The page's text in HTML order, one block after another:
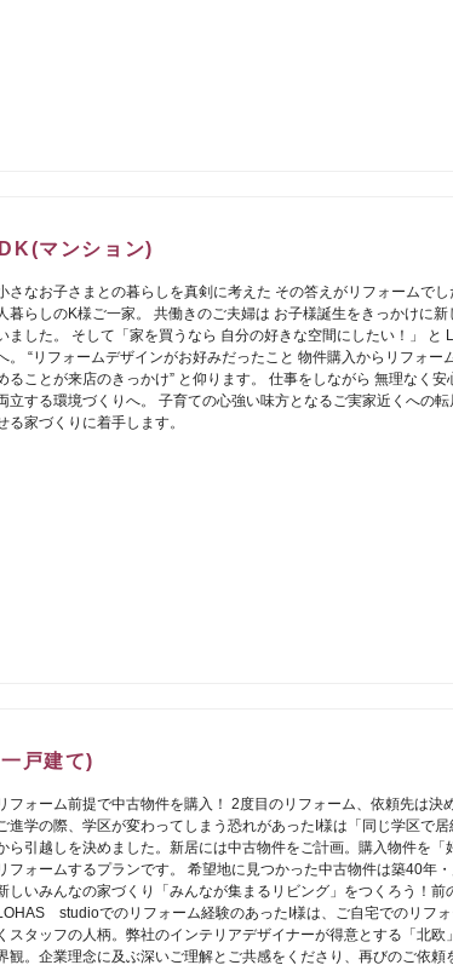
マンション)
さなお子さまとの暮らしを真剣に考えた その答えがリフォームで
暮らしのK様ご一家。 共働きのご夫婦は お子様誕生をきっかけに
ました。 そして「家を買うなら 自分の好きな空間にしたい！」 と
。 “リフォームデザインがお好みだったこと 物件購入からリフォー
ることが来店のきっかけ” と仰ります。 仕事をしながら 無理なく安
立する環境づくりへ。 子育ての心強い味方となるご実家近くへの
る家づくりに着手します。
戸建て)
フォーム前提で中古物件を購入！ 2度目のリフォーム、依頼先は決
進学の際、学区が変わってしまう恐れがあったI様は「同じ学区で
ら引越しを決めました。新居には中古物件をご計画。購入物件を「
フォームするプランです。 希望地に見つかった中古物件は築40年・
しいみんなの家づくり「みんなが集まるリビング」をつくろう！前
studioでのリフォーム経験のあったI様は、ご自宅でのリフ
くスタッフの人柄。弊社のインテリアデザイナーが得意とする「北欧
観。企業理念に及ぶ深いご理解とご共感をくださり、再びのご依頼